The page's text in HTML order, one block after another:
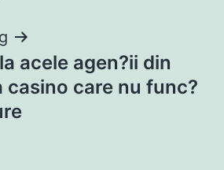
acele agen?ii din
casino care nu func?